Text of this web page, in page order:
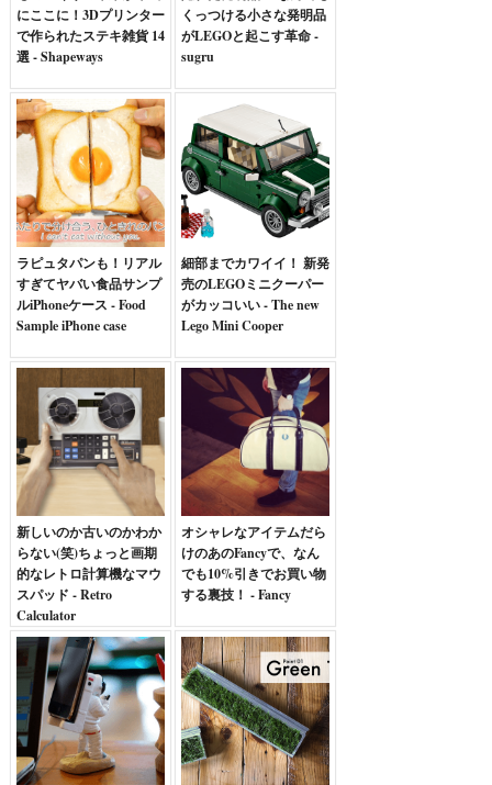
にここに！3Dプリンター
で作られたステキ雑貨 14
選 - Shapeways
くっつける小さな発明品
がLEGOと起こす革命 -
sugru
ラピュタパンも！リアル
すぎてヤバい食品サンプ
ルiPhoneケース - Food
Sample iPhone case
細部までカワイイ！ 新発
売のLEGOミニクーパー
がカッコいい - The new
Lego Mini Cooper
新しいのか古いのかわか
らない(笑)ちょっと画期
的なレトロ計算機なマウ
スパッド - Retro
Calculator
オシャレなアイテムだら
けのあのFancyで、なん
でも10%引きでお買い物
する裏技！ - Fancy